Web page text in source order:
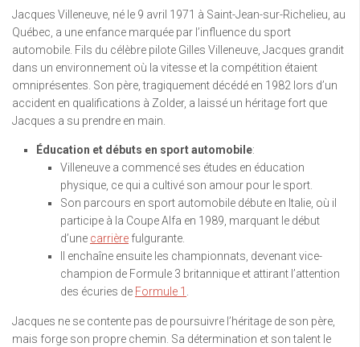
Jacques Villeneuve, né le 9 avril 1971 à Saint-Jean-sur-Richelieu, au
Québec, a une enfance marquée par l’influence du sport
automobile. Fils du célèbre pilote Gilles Villeneuve, Jacques grandit
dans un environnement où la vitesse et la compétition étaient
omniprésentes. Son père, tragiquement décédé en 1982 lors d’un
accident en qualifications à Zolder, a laissé un héritage fort que
Jacques a su prendre en main.
Éducation et débuts en sport automobile:
Villeneuve a commencé ses études en éducation
physique, ce qui a cultivé son amour pour le sport.
Son parcours en sport automobile débute en Italie, où il
participe à la Coupe Alfa en 1989, marquant le début
d’une carrière fulgurante.
Il enchaîne ensuite les championnats, devenant vice-
champion de Formule 3 britannique et attirant l’attention
des écuries de Formule 1 .
Jacques ne se contente pas de poursuivre l’héritage de son père,
mais forge son propre chemin. Sa détermination et son talent le